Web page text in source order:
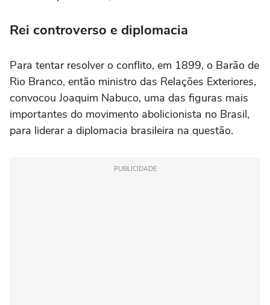
Rei controverso e diplomacia
Para tentar resolver o conflito, em 1899, o Barão de
Rio Branco, então ministro das Relações Exteriores,
convocou Joaquim Nabuco, uma das figuras mais
importantes do movimento abolicionista no Brasil,
para liderar a diplomacia brasileira na questão.
PUBLICIDADE